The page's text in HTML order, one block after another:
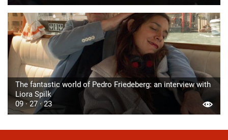
The fantastic world of Pedro Friedeberg: an interview with
Liora Spilk
09 · 27 · 23